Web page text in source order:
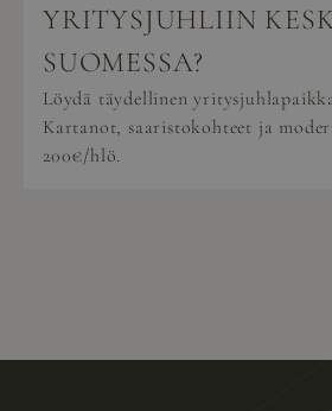
YRITYSJUHLIIN
SUOMESSA?
Löydä täydellinen
Kartanot, saaristokohteet ja
200€/hlö.